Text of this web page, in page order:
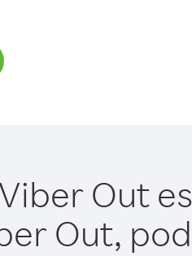
Out
Out,